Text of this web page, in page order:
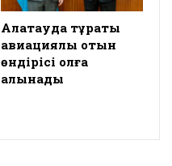
Алатауда тұрақты
авиациялық отын
өндірісі қолға
алынады